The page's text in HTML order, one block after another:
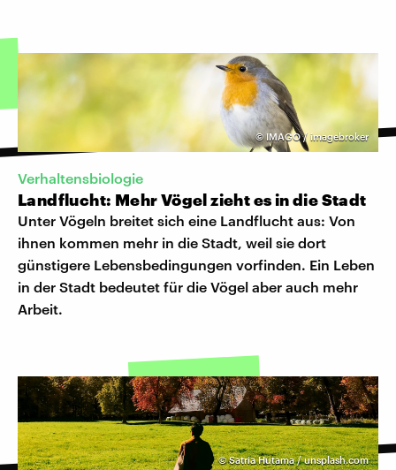
©IMAGO / imagebroker
Verhaltensbiologie
Landflucht: Mehr Vögel zieht es in die Stadt
Unter Vögeln breitet sich eine Landflucht aus: Von
ihnen kommen mehr in die Stadt, weil sie dort
günstigere Lebensbedingungen vorfinden. Ein Leben
in der Stadt bedeutet für die Vögel aber auch mehr
Arbeit.
©Satria Hutama / unsplash.com